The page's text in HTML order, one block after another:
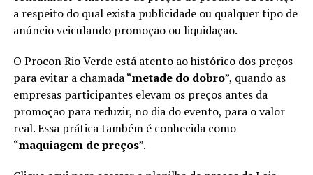
a respeito do qual exista publicidade ou qualquer tipo de
anúncio veiculando promoção ou liquidação.
O Procon Rio Verde está atento ao histórico dos preços
para evitar a chamada “metade do dobro”, quando as
empresas participantes elevam os preços antes da
promoção para reduzir, no dia do evento, para o valor
real. Essa prática também é conhecida como
“maquiagem de preços”.